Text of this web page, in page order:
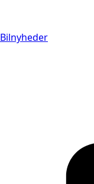
Bilnyheder